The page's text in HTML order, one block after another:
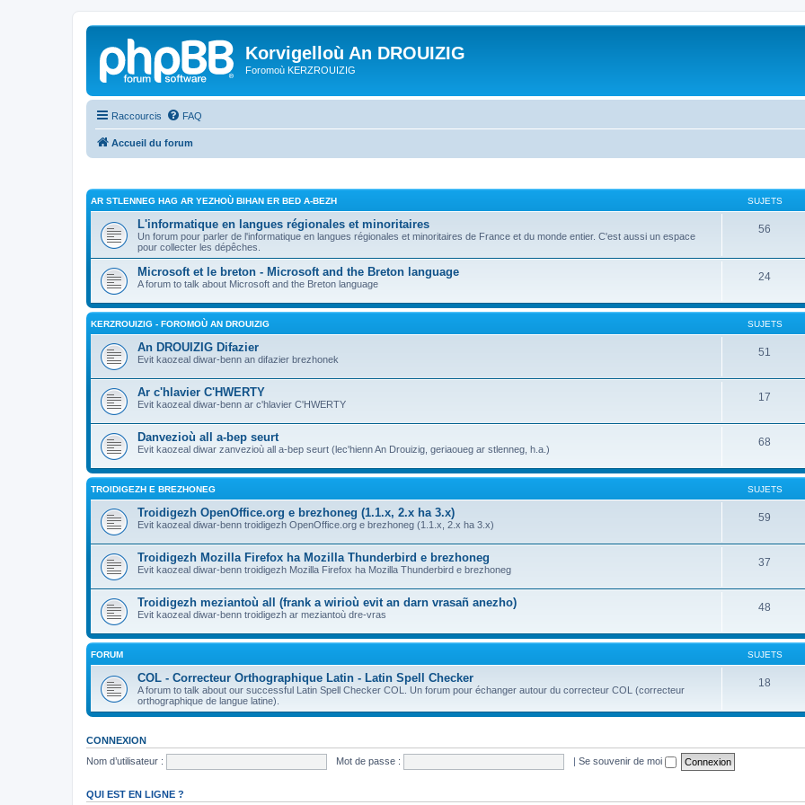
Korvigelloù An DROUIZIG
Foromoù KERZROUIZIG
Raccourcis FAQ
Accueil du forum
AR STLENNEG HAG AR YEZHOÙ BIHAN ER BED A-BEZH SUJETS
L'informatique en langues régionales et minoritaires
Un forum pour parler de l'informatique en langues régionales et minoritaires de France et du monde entier. C'est aussi un espace
pour collecter les dépêches.
56
Microsoft et le breton - Microsoft and the Breton language
A forum to talk about Microsoft and the Breton language
24
KERZROUIZIG - FOROMOÙ AN DROUIZIG SUJETS
An DROUIZIG Difazier
Evit kaozeal diwar-benn an difazier brezhonek
51
Ar c'hlavier C'HWERTY
Evit kaozeal diwar-benn ar c'hlavier C'HWERTY
17
Danvezioù all a-bep seurt
Evit kaozeal diwar zanvezioù all a-bep seurt (lec'hienn An Drouizig, geriaoueg ar stlenneg, h.a.)
68
TROIDIGEZH E BREZHONEG SUJETS
Troidigezh OpenOffice.org e brezhoneg (1.1.x, 2.x ha 3.x)
Evit kaozeal diwar-benn troidigezh OpenOffice.org e brezhoneg (1.1.x, 2.x ha 3.x)
59
Troidigezh Mozilla Firefox ha Mozilla Thunderbird e brezhoneg
Evit kaozeal diwar-benn troidigezh Mozilla Firefox ha Mozilla Thunderbird e brezhoneg
37
Troidigezh meziantoù all (frank a wirioù evit an darn vrasañ anezho)
Evit kaozeal diwar-benn troidigezh ar meziantoù dre-vras
48
FORUM SUJETS
COL - Correcteur Orthographique Latin - Latin Spell Checker
A forum to talk about our successful Latin Spell Checker COL. Un forum pour échanger autour du correcteur COL (correcteur
orthographique de langue latine).
18
CONNEXION
Nom d’utilisateur :
Mot de passe : | Se souvenir de moi
QUI EST EN LIGNE ?